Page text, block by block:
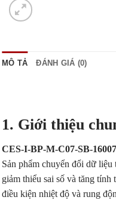
MÔ TẢ ĐÁNH GIÁ (0)
1. Giới thiệu
CES-I-BP-M-C07-SB-
Sản phẩm chuyển đổi dữ
giảm thiểu sai số và tăng
điều kiện nhiệt độ và rung